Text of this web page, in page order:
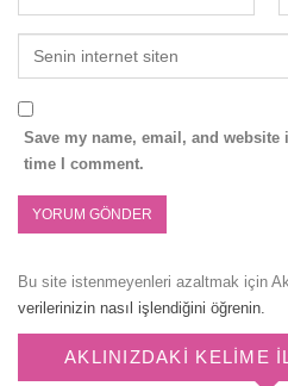
Save my name, email, and
time I comment.
Bu site istenmeyenleri azaltmak için
verilerinizin nasıl işlendiğini öğrenin.
AKLINIZDAKI KELIME